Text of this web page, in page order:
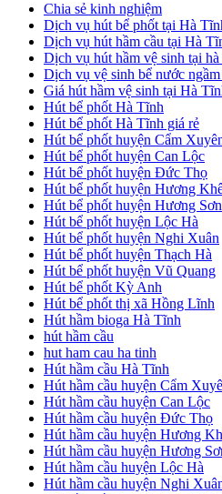
Chia sẻ kinh nghiệm
Dịch vụ hút bể phốt tại Hà
Dịch vụ hút hầm cầu tại Hà
Dịch vụ hút hầm vệ sinh tại hà
Dịch vụ vệ sinh bể nước
Giá hút hầm vệ sinh tại Hà
Hút bể phốt Hà Tĩnh
Hút bể phốt Hà Tĩnh giá rẻ
Hút bể phốt huyện Cẩm
Hút bể phốt huyện Can Lộc
Hút bể phốt huyện Đức Thọ
Hút bể phốt huyện Hương
Hút bể phốt huyện Hương Sơn
Hút bể phốt huyện Lộc Hà
Hút bể phốt huyện Nghi Xuân
Hút bể phốt huyện Thạch Hà
Hút bể phốt huyện Vũ Quang
Hút bể phốt Kỳ Anh
Hút bể phốt thị xã Hồng Lĩnh
Hút hầm bioga Hà Tĩnh
hút hầm cầu
hut ham cau ha tinh
Hút hầm cầu Hà Tĩnh
Hút hầm cầu huyện Cẩm
Hút hầm cầu huyện Can Lộc
Hút hầm cầu huyện Đức Thọ
Hút hầm cầu huyện Hương
Hút hầm cầu huyện Hương
Hút hầm cầu huyện Lộc Hà
Hút hầm cầu huyện Nghi